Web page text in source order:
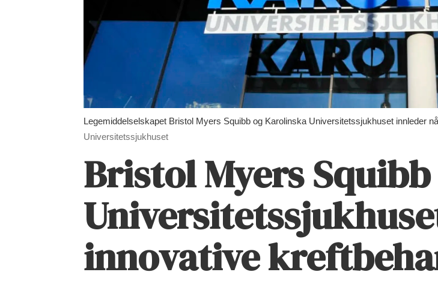
Legemiddelselskapet Bristol Myers Squibb og Karolinska Universitetssjukhuset innleder
Universitetssjukhuset
Bristol Myers
innovative